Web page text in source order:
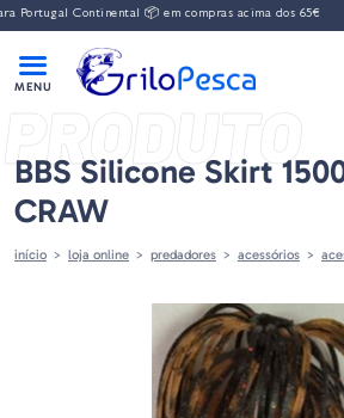
Continental 📦 em compras acima dos 65€
PRODUTO
BBS Silicone Skirt
CRAW
início loja online predadores acessórios